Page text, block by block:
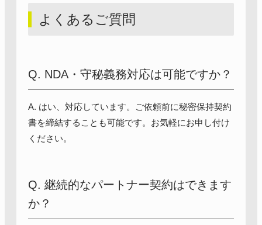
よくあるご質問
Q. NDA・守秘義務対応は可能ですか？
A. はい、対応しています。ご依頼前に秘密保持契約
書を締結することも可能です。お気軽にお申し付け
ください。
Q. 継続的なパートナー契約はできます
か？